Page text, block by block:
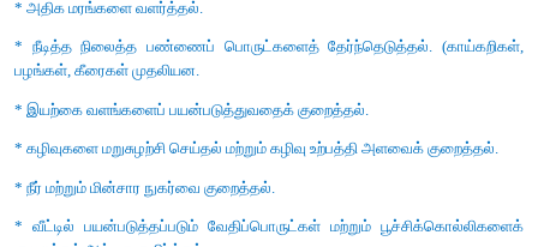
முதல்நிலை நுகர்வோர்கள் (வெட்டுக்கிளி)
(தவளை)→மூன்றாம் நிலை நுகர்வோர் (பாம்பு)→கொன்று
முதலியவற்றிற்கு கடத்தப்படுகிறது.
20. அனைத்து சூழல் மண்டலங்களிலும் பொதுவாக